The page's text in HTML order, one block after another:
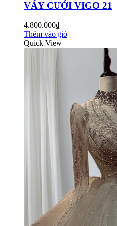
VÁY CƯỚI VIGO 21
4.800.000₫
Thêm vào giỏ
Quick View